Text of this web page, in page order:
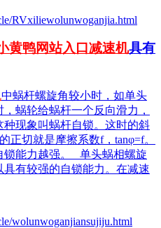
RVxiliewolunwoganjia.html
黄鸭网站入口减速机具有
中蜗杆螺旋角较小时，如单头
蜗轮给蜗杆一个反向滑力，
现象叫蜗杆自锁。这时的斜
正切就是摩擦系数f，tanφ=f。
锁能力越强。 单头蜗相螺旋
有较强的自锁能力。在减速
wolunwoganjiansujiju.html